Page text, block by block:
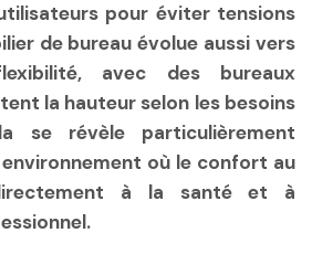
pour éviter tensions
de bureau évolue aussi vers
avec des bureaux
la hauteur selon les besoins
se révèle particulièrement
où le confort au
à la santé et à